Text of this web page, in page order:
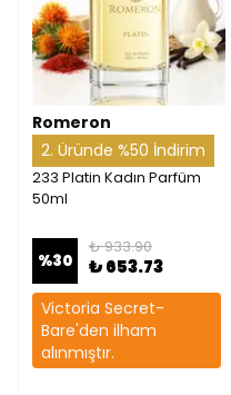
Romeron
2. Üründe %50 İndirim
233 Platin Kadın Parfüm
50ml
%30
₺ 933.90
₺ 653.73
Victoria Secret-
Bare'den ilham
alınmıştır.